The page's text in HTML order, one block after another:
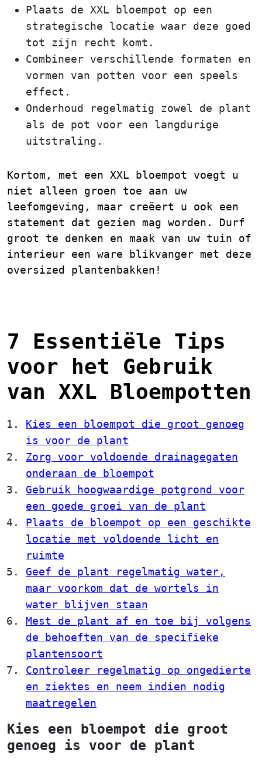
Plaats de XXL bloempot op een
strategische locatie waar deze goed
tot zijn recht komt.
Combineer verschillende formaten en
vormen van potten voor een speels
effect.
Onderhoud regelmatig zowel de plant
als de pot voor een langdurige
uitstraling.
Kortom, met een XXL bloempot voegt u
niet alleen groen toe aan uw
leefomgeving, maar creëert u ook een
statement dat gezien mag worden. Durf
groot te denken en maak van uw tuin of
interieur een ware blikvanger met deze
oversized plantenbakken!
7 Essentiële Tips
voor het Gebruik
van XXL Bloempotten
Kies een bloempot die groot genoeg
is voor de plant
Zorg voor voldoende drainagegaten
onderaan de bloempot
Gebruik hoogwaardige potgrond voor
een goede groei van de plant
Plaats de bloempot op een geschikte
locatie met voldoende licht en
ruimte
Geef de plant regelmatig water,
maar voorkom dat de wortels in
water blijven staan
Mest de plant af en toe bij volgens
de behoeften van de specifieke
plantensoort
Controleer regelmatig op ongedierte
en ziektes en neem indien nodig
maatregelen
Kies een bloempot die groot
genoeg is voor de plant